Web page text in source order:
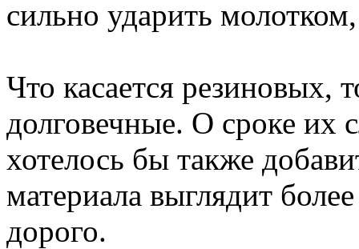
сильно ударить
Что касается резиновых,
долговечные. О сроке
хотелось бы также
материала выглядит
дорого.